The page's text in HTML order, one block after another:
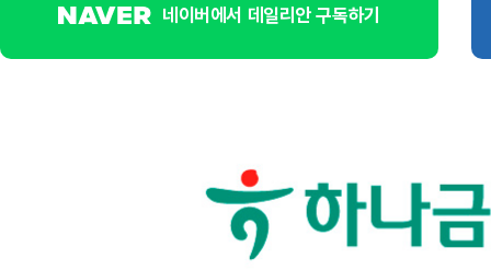
네이버에서 데일리안 구독하기